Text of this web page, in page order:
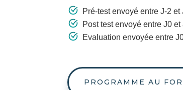
Pré-test envoyé entre J-2 et
Post test envoyé entre J0
Evaluation envoyée entre
PROGRAMME AU